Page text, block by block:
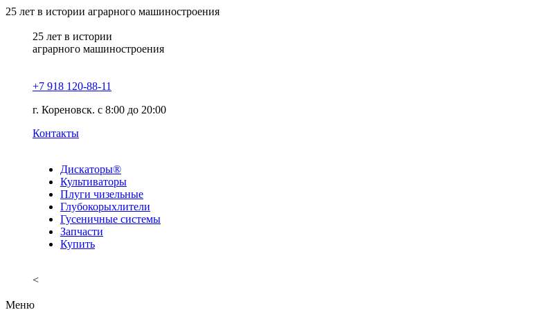
25 лет в истории аграрного машиностроения
25 лет в истории
аграрного машиностроения
+7 918 120-88-11
г. Кореновск. c 8:00 до 20:00
Контакты
Дискаторы®
Культиваторы
Плуги чизельные
Глубокорыхлители
Гусеничные системы
Запчасти
Купить
<
Меню